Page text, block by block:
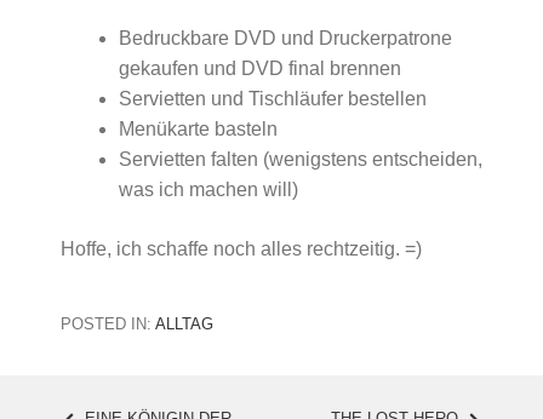
Bedruckbare DVD und Druckerpatrone
gekaufen und DVD final brennen
Servietten und Tischläufer bestellen
Menükarte basteln
Servietten falten (wenigstens entscheiden,
was ich machen will)
Hoffe, ich schaffe noch alles rechtzeitig. =)
POSTED IN: ALLTAG